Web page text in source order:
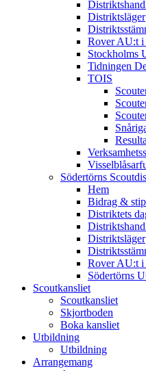
Distriktsläger
Rover AU:t i
Stockholms
Tidningen
TOIS
Södertörns
Hem
Bidrag &
Distriktets
Distriktsläger
Rover AU:t i
Södertörns
Scoutkansliet
Scoutkansliet
Skjortboden
Boka kansliet
Utbildning
Utbildning
Arrangemang